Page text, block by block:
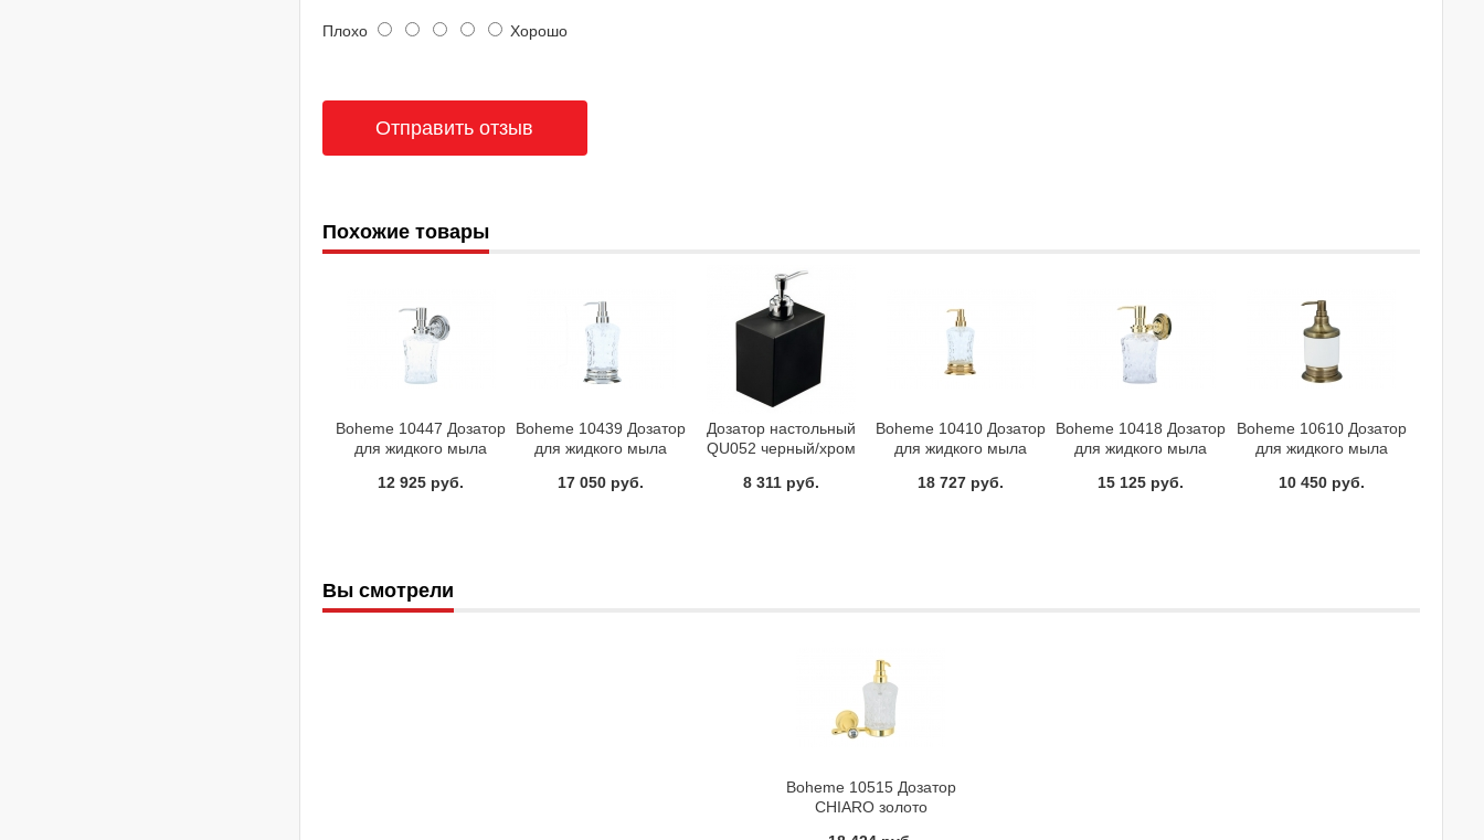
Плохо Хорошо
Похожие товары
Boheme 10447 Дозатор
для жидкого мыла
12 925 руб.
Boheme 10439 Дозатор
для жидкого мыла
хром
17 050 руб.
Дозатор настольный
QU052 черный/хром
8 311 руб.
Boheme 10410 Дозатор
для жидкого мыла
золото
18 727 руб.
Boheme 10418 Дозатор
для жидкого мыла
15 125 руб.
Boheme 10610 Дозатор
для жидкого мыла
бронза
10 450 руб.
Вы смотрели
Boheme 10515 Дозатор
CHIARO золото